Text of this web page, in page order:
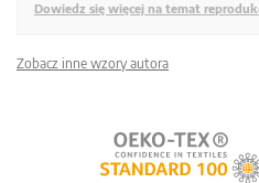
Dowiedz się więcej na temat
Zobacz inne wzory autora